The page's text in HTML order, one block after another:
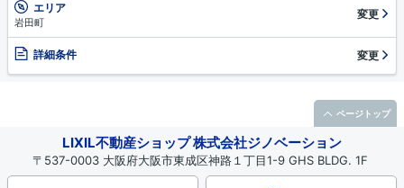
エリア
岩田町
変更
詳細条件 変更
LIXIL不動産ショップ 株式会社ジノベーション
〒537-0003 大阪府大阪市東成区神路１丁目1-9 GHS BLDG. 1F
ページトップ